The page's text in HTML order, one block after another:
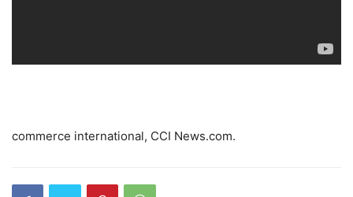
commerce international, CCI News.com.